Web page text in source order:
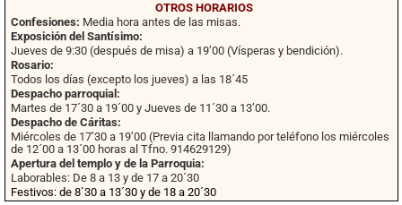
OTROS HORARIOS
Confesiones: Media hora antes de las misas.
Exposición del Santísimo:
Jueves de 9:30 (después de misa) a 19’00 (Vísperas y bendición).
Rosario:
Todos los días (excepto los jueves) a las 18´45
Despacho parroquial:
Martes de 17´30 a 19´00 y Jueves de 11´30 a 13’00.
Despacho de Cáritas:
Miércoles de 17’30 a 19’00 (Previa cita llamando por teléfono los miércoles
de 12´00 a 13´00 horas al Tfno. 914629129)
Apertura del templo y de la Parroquia:
Laborables: De 8 a 13 y de 17 a 20´30
Festivos: de 8`30 a 13´30 y de 18 a 20´30